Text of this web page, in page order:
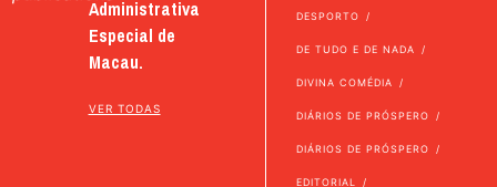
Administrativa
Especial de
Macau.
VER TODAS
DESPORTO
DE TUDO E DE NADA
DIVINA COMÉDIA
DIÁRIOS DE PRÓSPERO
DIÁRIOS DE PRÓSPERO
EDITORIAL